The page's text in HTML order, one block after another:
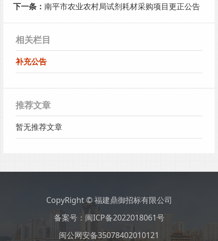
下一条： 南平市农业农村局试剂耗材采购项目更正公告
相关栏目
补充公告
推荐文章
暂无推荐文章
CopyRight © 福建鼎御招标有限公司
备案号： 闽ICP备2022018061号
闽公网安备35078402010121